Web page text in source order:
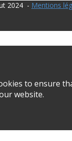
2024 - Mentions
to ensure
website.